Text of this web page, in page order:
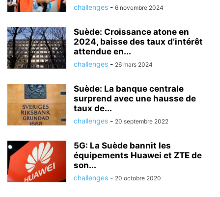
challenges - 6 novembre 2024
Suède: Croissance atone en
2024, baisse des taux d’intérêt
attendue en...
challenges - 26 mars 2024
Suède: La banque centrale
surprend avec une hausse de
taux de...
challenges - 20 septembre 2022
5G: La Suède bannit les
équipements Huawei et ZTE de
son...
challenges - 20 octobre 2020